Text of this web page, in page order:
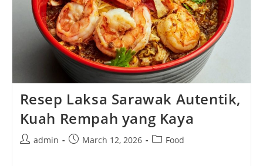
Kuliner
Tak
Terlupakan
Resep Laksa Sarawak Autentik,
Kuah Rempah yang Kaya
Postadmin
PostMarch 12, 2026
PostFood